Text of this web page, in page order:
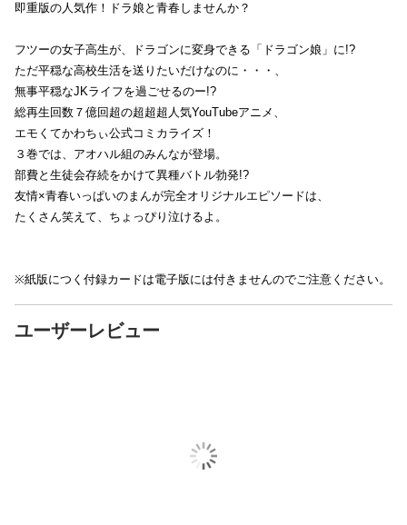
即重版の人気作！ドラ娘と青春しませんか？
フツーの女子高生が、ドラゴンに変身できる「ドラゴン娘」に!?
ただ平穏な高校生活を送りたいだけなのに・・・、
無事平穏なJKライフを過ごせるのー!?
総再生回数７億回超の超超超人気YouTubeアニメ、
エモくてかわちぃ公式コミカライズ！
３巻では、アオハル組のみんなが登場。
部費と生徒会存続をかけて異種バトル勃発!?
友情×青春いっぱいのまんが完全オリジナルエピソードは、
たくさん笑えて、ちょっぴり泣けるよ。
※紙版につく付録カードは電子版には付きませんのでご注意ください。
ユーザーレビュー